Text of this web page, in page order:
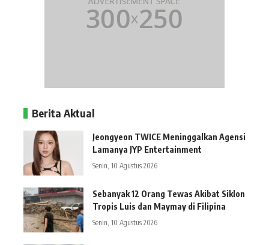
Berita Aktual
Jeongyeon TWICE Meninggalkan Agensi
Lamanya JYP Entertainment
Senin, 10 Agustus 2026
Sebanyak 12 Orang Tewas Akibat Siklon
Tropis Luis dan Maymay di Filipina
Senin, 10 Agustus 2026